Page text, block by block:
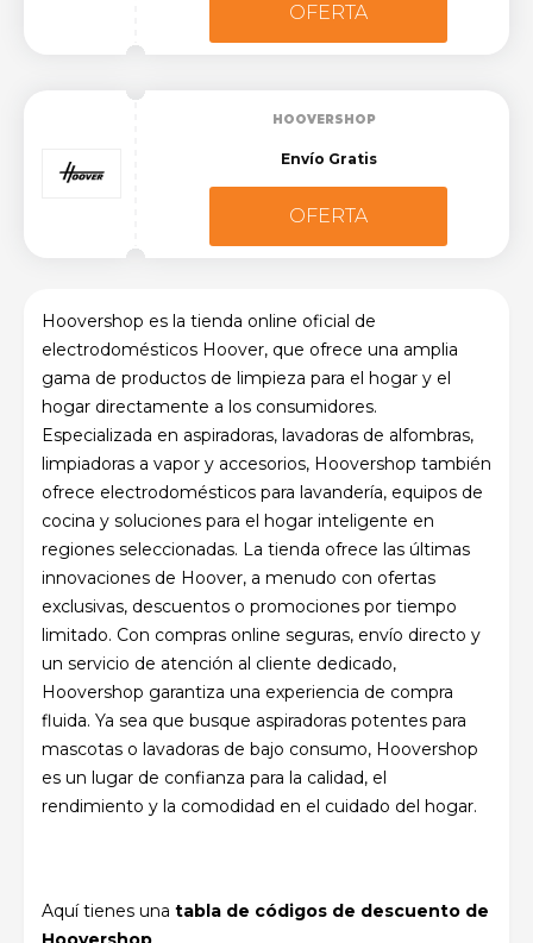
OFERTA
HOOVERSHOP
Envío Gratis
OFERTA
Hoovershop es la tienda online oficial de
electrodomésticos Hoover, que ofrece una amplia
gama de productos de limpieza para el hogar y el
hogar directamente a los consumidores.
Especializada en aspiradoras, lavadoras de alfombras,
limpiadoras a vapor y accesorios, Hoovershop también
ofrece electrodomésticos para lavandería, equipos de
cocina y soluciones para el hogar inteligente en
regiones seleccionadas. La tienda ofrece las últimas
innovaciones de Hoover, a menudo con ofertas
exclusivas, descuentos o promociones por tiempo
limitado. Con compras online seguras, envío directo y
un servicio de atención al cliente dedicado,
Hoovershop garantiza una experiencia de compra
fluida. Ya sea que busque aspiradoras potentes para
mascotas o lavadoras de bajo consumo, Hoovershop
es un lugar de confianza para la calidad, el
rendimiento y la comodidad en el cuidado del hogar.
Aquí tienes una tabla de códigos de descuento de